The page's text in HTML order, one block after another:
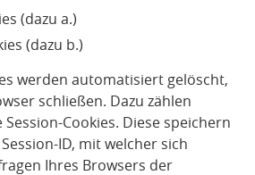
(dazu a.)
(dazu b.)
werden automatisiert gelöscht,
schließen. Dazu zählen
Cookies. Diese speichern
ID, mit welcher sich
Ihres Browsers der